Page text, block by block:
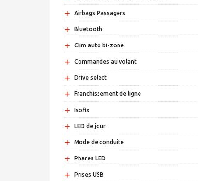
+ Airbags Passagers
+ Bluetooth
+ Clim auto bi-zone
+ Commandes au volant
+ Drive select
+ Franchissement de ligne
+ Isofix
+ LED de jour
+ Mode de conduite
+ Phares LED
+ Prises USB